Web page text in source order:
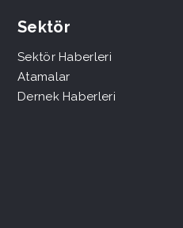
Sektör
Sektör Haberleri
Atamalar
Dernek Haberleri